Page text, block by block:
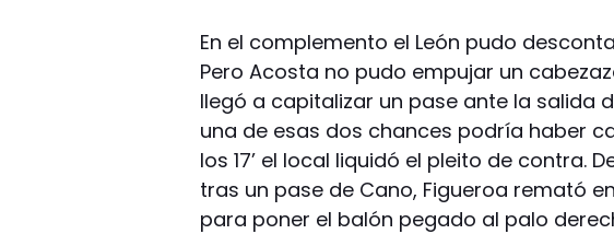
En el complemento el León pudo
Pero Acosta no pudo empujar un
llegó a capitalizar un pase ante la salida
una de esas dos chances podría haber
los 17’ el local liquidó el pleito de contra.
tras un pase de Cano, Figueroa remató
para poner el balón pegado al palo